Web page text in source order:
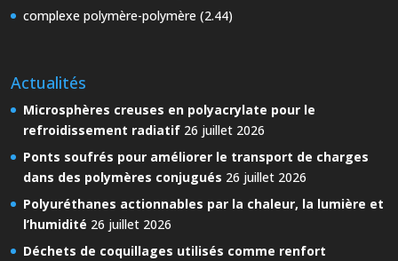
complexe polymère-polymère (2.44)
Actualités
Microsphères creuses en polyacrylate pour le
refroidissement radiatif 26 juillet 2026
Ponts soufrés pour améliorer le transport de charges
dans des polymères conjugués 26 juillet 2026
Polyuréthanes actionnables par la chaleur, la lumière et
l’humidité 26 juillet 2026
Déchets de coquillages utilisés comme renfort